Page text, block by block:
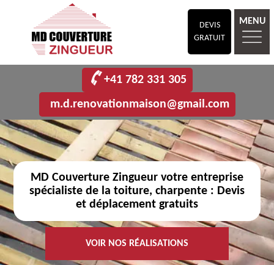
DEVIS
GRATUIT
MENU
+41 782 331 305
m.d.renovationmaison@gmail.com
MD Couverture Zingueur votre entreprise
spécialiste de la toiture, charpente : Devis
et déplacement gratuits
VOIR NOS RÉALISATIONS